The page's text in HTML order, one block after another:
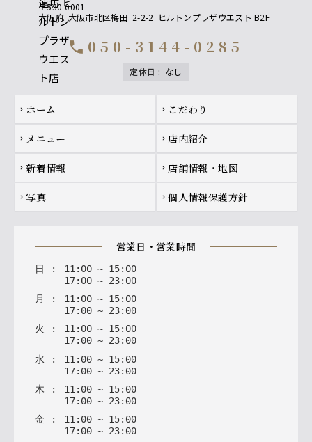
〒530-0001
大阪府 大阪市北区梅田 2-2-2 ヒルトンプラザウエスト B2F
call 050-3144-0285
定休日 : なし
Footer navigation
chevron_right ホーム chevron_right こだわり
chevron_right メニュー chevron_right 店内紹介
chevron_right 新着情報 chevron_right 店舗情報・地図
chevron_right 写真 chevron_right 個人情報保護方針
営業日・営業時間
日 : 11 : 00 ~ 15: 00
17: 00 ~ 23: 00
月
: 11: 00 ~ 15: 00
17: 00 ~ 23: 00
火
: 11: 00 ~ 15: 00
17: 00 ~ 23: 00
水 : 11 : 00 ~ 15: 00
17: 00 ~ 23: 00
木 : 11 : 00 ~ 15: 00
17: 00 ~ 23: 00
金 : 11 : 00 ~ 15: 00
17: 00 ~ 23: 00